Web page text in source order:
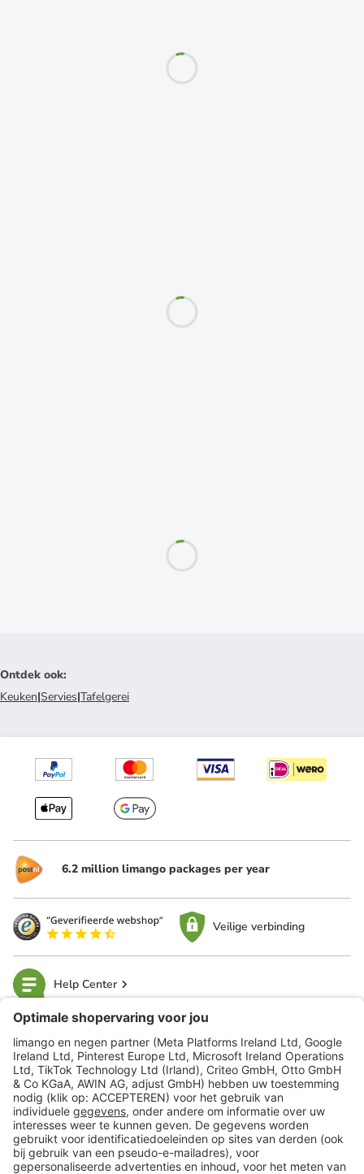
Ontdek ook:
Keuken|Servies|Tafelgerei
6.2 million limango packages per year
Veilige verbinding
Help Center
limango
Veilig winkelen
Klantenservice
Shop